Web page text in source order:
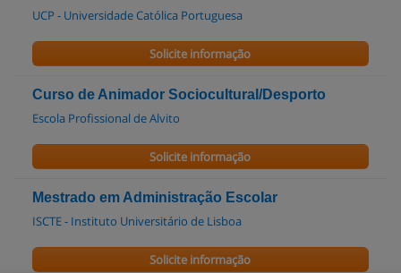
UCP - Universidade Católica Portuguesa
Solicite informação
Curso de Animador Sociocultural/Desporto
Escola Profissional de Alvito
Solicite informação
Mestrado em Administração Escolar
ISCTE - Instituto Universitário de Lisboa
Solicite informação